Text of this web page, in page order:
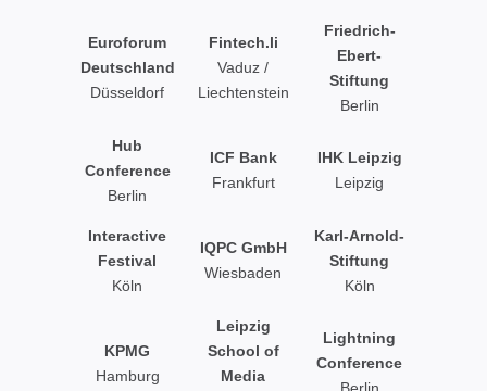
Euroforum
Deutschland
Düsseldorf
Fintech.li
Vaduz /
Liechtenstein
Friedrich-
Ebert-
Stiftung
Berlin
Hub
Conference
Berlin
ICF Bank
Frankfurt
IHK Leipzig
Leipzig
Interactive
Festival
Köln
IQPC GmbH
Wiesbaden
Karl-Arnold-
Stiftung
Köln
KPMG
Hamburg
Leipzig
School of
Media
Lightning
Conference